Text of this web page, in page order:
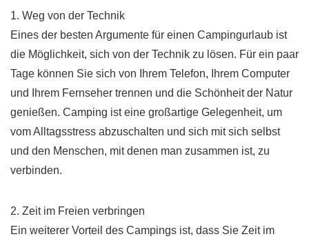
1. Weg von der Technik
Eines der besten Argumente für einen Campingurlaub ist
die Möglichkeit, sich von der Technik zu lösen. Für ein paar
Tage können Sie sich von Ihrem Telefon, Ihrem Computer
und Ihrem Fernseher trennen und die Schönheit der Natur
genießen. Camping ist eine großartige Gelegenheit, um
vom Alltagsstress abzuschalten und sich mit sich selbst
und den Menschen, mit denen man zusammen ist, zu
verbinden.
2. Zeit im Freien verbringen
Ein weiterer Vorteil des Campings ist, dass Sie Zeit im